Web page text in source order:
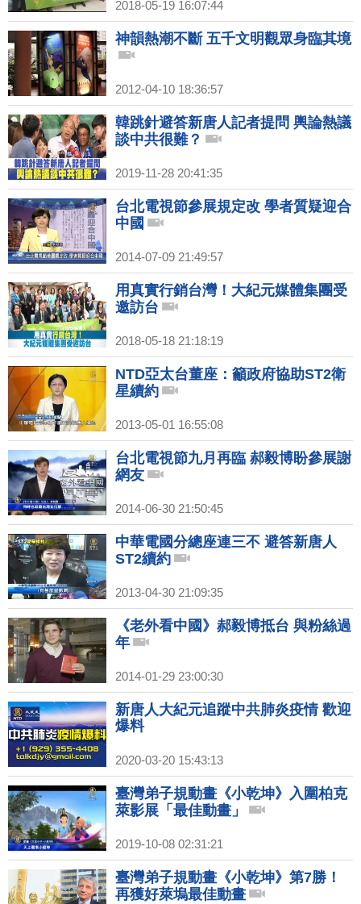
2018-05-19 16:07:44
神韻熱潮不斷 五千文明觀眾身臨其境
2012-04-10 18:36:57
韓跳針避答新唐人記者提問 輿論熱議
談中共很難？
2019-11-28 20:41:35
台北電視節參展規定改 學者質疑迎合
中國
2014-07-09 21:49:57
用真實行銷台灣！大紀元媒體集團受
邀訪台
2018-05-18 21:18:19
NTD亞太台董座：籲政府協助ST2衛
星續約
2013-05-01 16:55:08
台北電視節九月再臨 郝毅博盼參展謝
網友
2014-06-30 21:50:45
中華電國分總座連三不 避答新唐人
ST2續約
2013-04-30 21:09:35
《老外看中國》郝毅博抵台 與粉絲過
年
2014-01-29 23:00:30
新唐人大紀元追蹤中共肺炎疫情 歡迎
爆料
2020-03-20 15:43:13
臺灣弟子規動畫《小乾坤》入圍柏克
萊影展「最佳動畫」
2019-10-08 02:31:21
臺灣弟子規動畫《小乾坤》第7勝！
再獲好萊塢最佳動畫